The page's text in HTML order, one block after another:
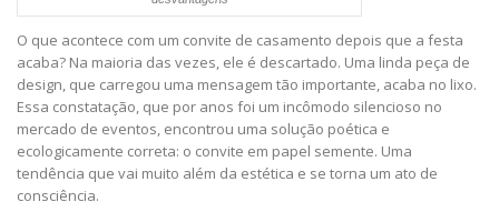
O que acontece com um convite de casamento depois que a festa
acaba? Na maioria das vezes, ele é descartado. Uma linda peça de
design, que carregou uma mensagem tão importante, acaba no lixo.
Essa constatação, que por anos foi um incômodo silencioso no
mercado de eventos, encontrou uma solução poética e
ecologicamente correta: o convite em papel semente. Uma
tendência que vai muito além da estética e se torna um ato de
consciência.